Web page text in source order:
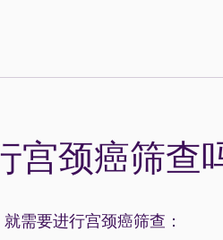
宫颈癌筛查
需要进行宫颈癌筛查：